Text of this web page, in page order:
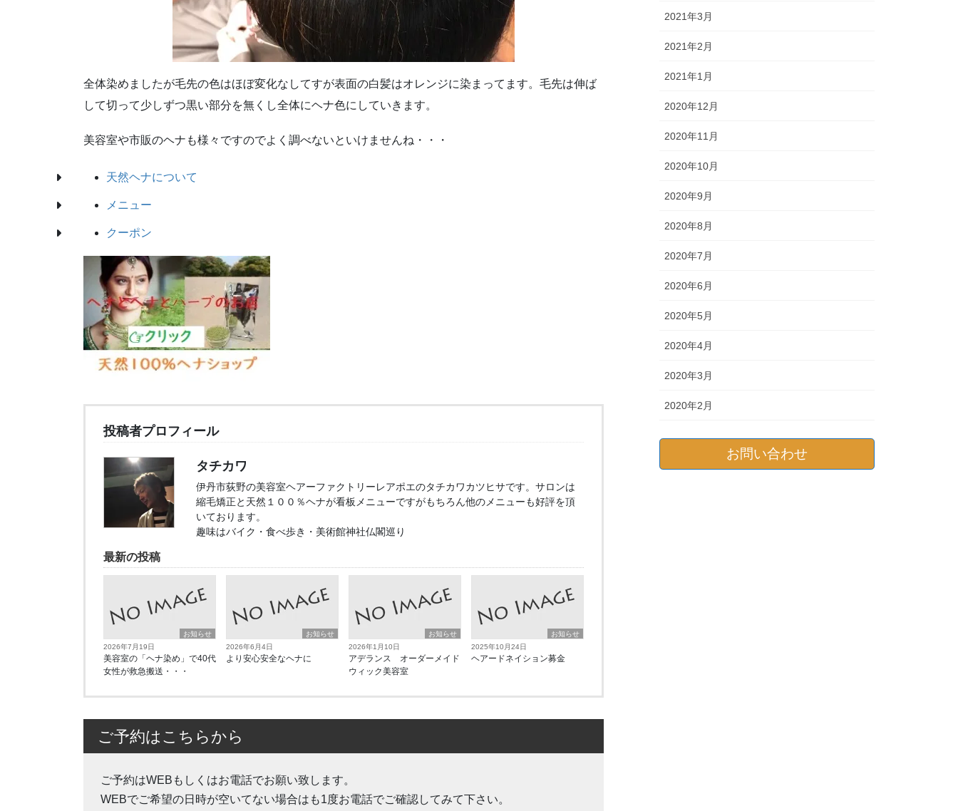
全体染めましたが毛先の色はほぼ変化なしてすが表面の白髪はオレンジに染まってます。毛先は伸ば
して切って少しずつ黒い部分を無くし全体にヘナ色にしていきます。
美容室や市販のヘナも様々ですのでよく調べないといけませんね・・・
天然ヘナについて
メニュー
クーポン
投稿者プロフィール
タチカワ
伊丹市荻野の美容室ヘアーファクトリーレアポエのタチカワカツヒサです。サロンは
縮毛矯正と天然１００％ヘナが看板メニューですがもちろん他のメニューも好評を頂
いております。
趣味はバイク・食べ歩き・美術館神社仏閣巡り
最新の投稿
お知らせ
2026年7月19日
美容室の「ヘナ染め」で40代
女性が救急搬送・・・
お知らせ
2026年6月4日
より安心安全なヘナに
お知らせ
2026年1月10日
アデランス オーダーメイド
ウィック美容室
お知らせ
2025年10月24日
ヘアードネイション募金
ご予約はこちらから
ご予約はWEBもしくはお電話でお願い致します。
WEBでご希望の日時が空いてない場合はも1度お電話でご確認してみて下さい。
2021年3月
2021年2月
2021年1月
2020年12月
2020年11月
2020年10月
2020年9月
2020年8月
2020年7月
2020年6月
2020年5月
2020年4月
2020年3月
2020年2月
お問い合わせ